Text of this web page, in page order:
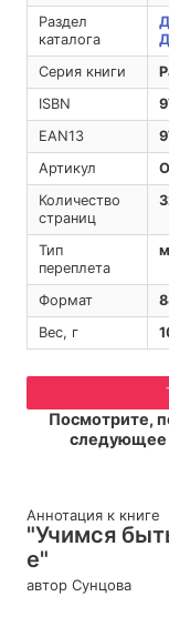
Раздел
каталога
Серия книги
ISBN
EAN13
Артикул
Количество
страниц
Тип
переплета
Формат
Вес, г
Посмотрите,
следующее
Аннотация к книге
"Учимся
е"
автор Сунцова